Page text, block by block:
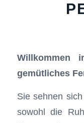
Willkommen
gemütliches
Sie sehnen
sowohl die